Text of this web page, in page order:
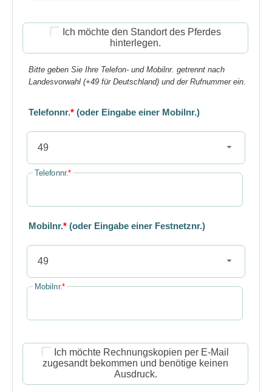
Ich möchte den Standort des Pferdes
hinterlegen.
Bitte geben Sie Ihre Telefon- und Mobilnr. getrennt nach
Landesvorwahl (+49 für Deutschland) und der Rufnummer ein.
Telefonnr.* (oder Eingabe einer Mobilnr.)
49
Telefonnr.*
Mobilnr.* (oder Eingabe einer Festnetznr.)
49
Mobilnr.*
Ich möchte Rechnungskopien per E-Mail
zugesandt bekommen und benötige keinen
Ausdruck.